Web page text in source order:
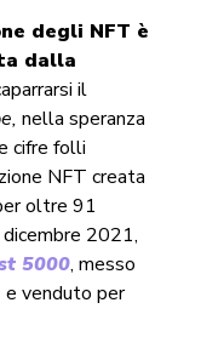
degli NFT è
dalla
il
nella speranza
cifre folli
NFT creata
oltre 91
2021,
5000, messo
e venduto per